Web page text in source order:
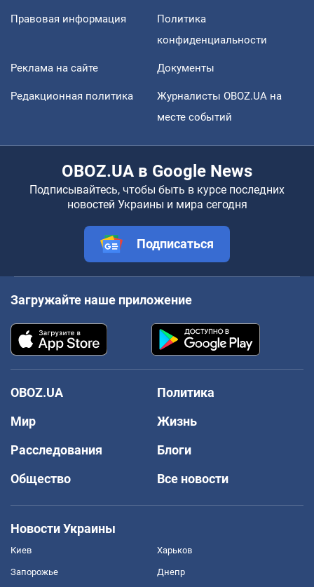
Правовая информация
Политика
конфиденциальности
Реклама на сайте Документы
Редакционная политика
Журналисты OBOZ.UA на
месте событий
OBOZ.UA в Google News
Подписывайтесь, чтобы быть в курсе последних
новостей Украины и мира сегодня
Подписаться
Загружайте наше приложение
OBOZ.UA
Политика
Мир
Жизнь
Расследования
Блоги
Общество
Все новости
Новости Украины
Киев Харьков
Запорожье Днепр